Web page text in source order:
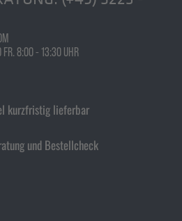
FR. 8:00 - 13:30 UHR
kurzfristig lieferbar
und Bestellcheck